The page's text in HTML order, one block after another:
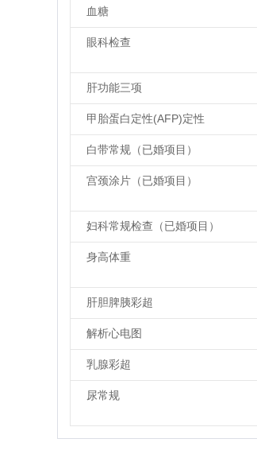
血糖
眼科检查
肝功能三项
甲胎蛋白定性(AFP)定性
白带常规（已婚项目）
宫颈涂片（已婚项目）
妇科常规检查（已婚项目）
身高体重
肝胆脾胰彩超
解析心电图
乳腺彩超
尿常规